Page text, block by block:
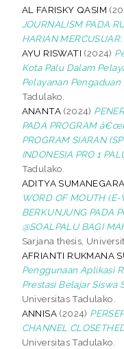
AL FARISKY QASIM
JOURNALISM PADA
HARIAN MERCUSUAR.
AYU RISWATI (2024)
Kota Palu Dalam
Pelayanan Pengaduan
Tadulako.
ANANTA (2024)
PADA PROGRAM
PROGRAM SIARAN
INDONESIA PRO 1
Tadulako.
ADITYA SUMANEGARA
WORD OF MOUTH
BERKUNJUNG PADA
@SOALPALU BAGI
Sarjana thesis,
AFRIANTI RUKMANA
Penggunaan Aplikasi
Prestasi Belajar Siswa
Universitas Tadulako.
ANNISA (2024)
CHANNEL
Universitas Tadulako.